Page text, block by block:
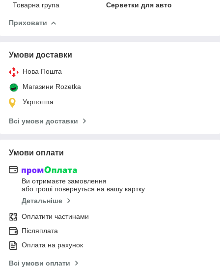
Товарна група
Серветки для авто
Приховати
Умови доставки
Нова Пошта
Магазини Rozetka
Укрпошта
Всі умови доставки
Умови оплати
Ви отримаєте замовлення
або гроші повернуться на вашу картку
Детальніше
Оплатити частинами
Післяплата
Оплата на рахунок
Всі умови оплати